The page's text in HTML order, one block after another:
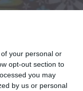
your personal or
opt-out section to
you may
by us or personal